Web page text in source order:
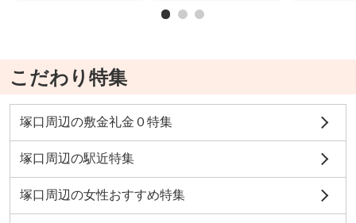
こだわり特集
塚口周辺の敷金礼金０特集
塚口周辺の駅近特集
塚口周辺の女性おすすめ特集